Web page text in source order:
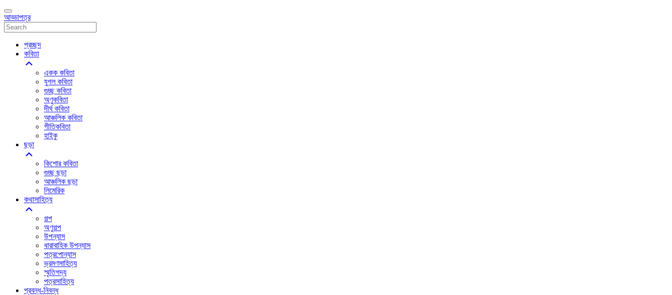
আড্ডাপত্র
প্রচ্ছদ
কবিতা
একক কবিতা
যুগল কবিতা
গুচ্ছ কবিতা
অণুকবিতা
দীর্ঘ কবিতা
আঞ্চলিক কবিতা
গীতিকবিতা
হাইকু
ছড়া
কিশোর কবিতা
গুচ্ছ ছড়া
আঞ্চলিক ছড়া
লিমেরিক
কথাসাহিত্য
গল্প
অণুগল্প
উপন্যাস
ধারাবাহিক উপন্যাস
পত্রপোন্যাস
ভ্রমণসাহিত্য
স্মৃতিগদ্য
পত্রসাহিত্য
প্রবন্ধ-নিবন্ধ